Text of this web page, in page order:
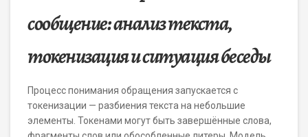
сообщение: анализ текста,
токенизация и ситуация беседы
Процесс понимания обращения запускается с
токенизации — разбиения текста на небольшие
элементы. Токенами могут быть завершённые слова,